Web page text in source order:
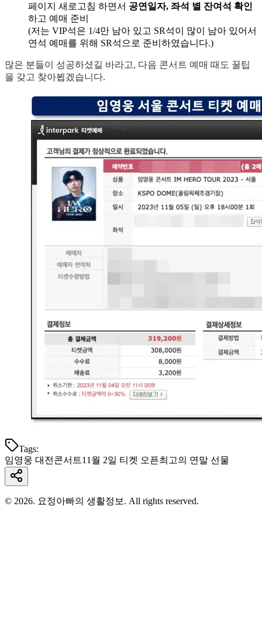
페이지 새로고침 하면서 공연일자, 좌석 별 잔여석 확인
하고 예매 준비
(저는 VIP석은 1/4만 남아 있고 SR석이 많이 남아 있어서
연석 예매를 위해 SR석으로 준비하였습니다.)
많은 분들이 성공하셨길 바라고, 다음 콘서트 예매 때도 꿀팁
을 갖고 찾아뵙겠습니다.
Tags:
임영웅 대전콘서트11월 2일 티켓 오픈최고의 연말 선물
© 2026. 요정아빠의 생활정보. All rights reserved.